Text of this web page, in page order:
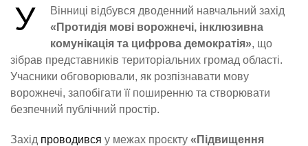
У
Вінниці відбувся дводенний навчальний захід
«Протидія мові ворожнечі, інклюзивна
комунікація та цифрова демократія», що
зібрав представників територіальних громад області.
Учасники обговорювали, як розпізнавати мову
ворожнечі, запобігати її поширенню та створювати
безпечний публічний простір.
Захід проводився у межах проєкту «Підвищення